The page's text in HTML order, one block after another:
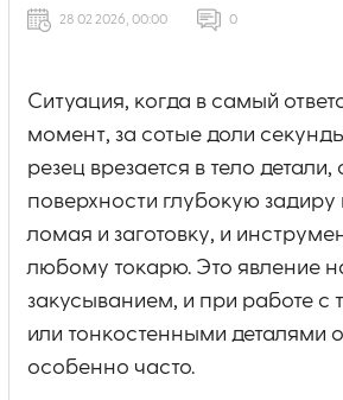
28 02 2026, 00:00 0
Ситуация, когда в самый
момент, за сотые доли
резец врезается в тело детали,
поверхности глубокую задиру
ломая и заготовку, и
любому токарю. Это явление
закусыванием, и при работе с
или тонкостенными деталями
особенно часто.